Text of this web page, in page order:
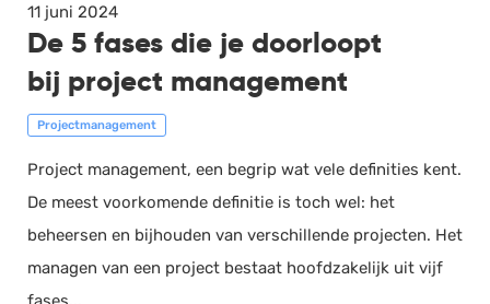
11 juni 2024
De 5 fases die je doorloopt
bij project management
Projectmanagement
Project management, een begrip wat vele definities kent.
De meest voorkomende definitie is toch wel: het
beheersen en bijhouden van verschillende projecten. Het
managen van een project bestaat hoofdzakelijk uit vijf